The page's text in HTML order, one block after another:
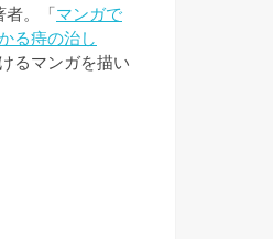
者。「マンガで
る痔の治し
るマンガを描い